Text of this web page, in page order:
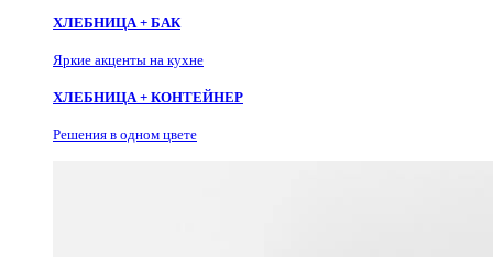
ХЛЕБНИЦА + БАК
Яркие акценты на кухне
ХЛЕБНИЦА + КОНТЕЙНЕР
Решения в одном цвете